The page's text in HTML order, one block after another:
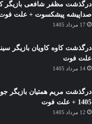
درگذشت مظفر شافعی بازیگر
صداپیشه پیشکسوت + علت
17 مرداد 1405
درگذشت کاوه کاویان بازیگر
علت فوت
14 مرداد 1405
1405 + علت فوت
12 مرداد 1405